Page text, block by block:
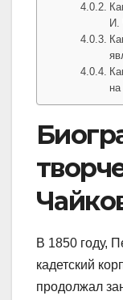
И.
В 1850 году,
кадетский
продолжал